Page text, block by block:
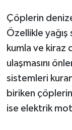
Çöplerin
Özellikle
kumla ve
ulaşmasını
sistemleri
biriken
ise elektrik